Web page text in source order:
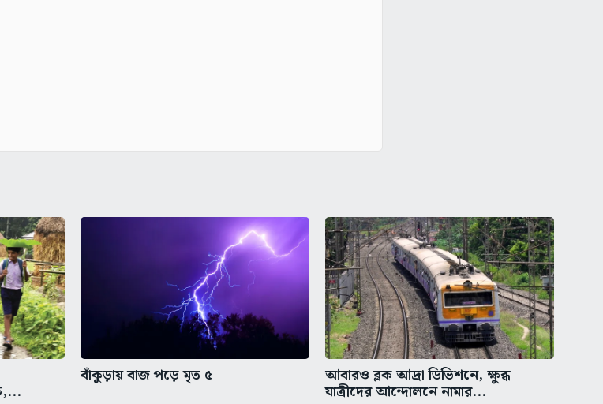
বাঁকুড়ায় বাজ পড়ে মৃত ৫ আবারও ব্লক আদ্রা ডিভিশনে, ক্ষুব্ধ
যাত্রীদের আন্দোলনে নামার...